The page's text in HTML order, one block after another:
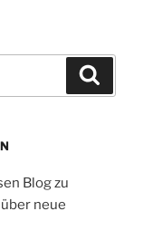
Blog zu
neue